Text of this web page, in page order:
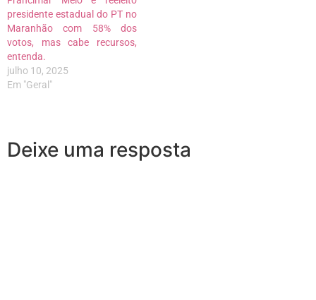
presidente estadual do PT no
Maranhão com 58% dos
votos, mas cabe recursos,
entenda.
julho 10, 2025
Em "Geral"
Deixe uma resposta